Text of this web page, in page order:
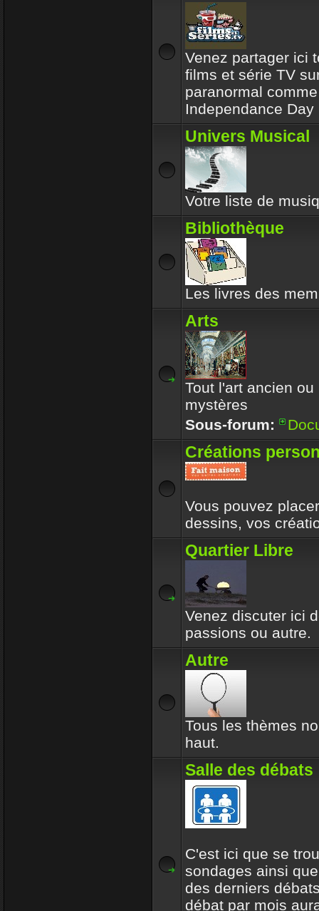
Venez partager ici
films et série TV
paranormal
Independance
Univers Musical
Votre liste de
Bibliothèque
Les livres des
Arts
Tout l'art ancien
mystères
Sous-forum:
Créations
Vous pouvez
dessins, vos
Quartier Libre
Venez discuter ici
passions ou autre.
Autre
Tous les thèmes
haut.
Salle des débats
C'est ici que se
sondages ainsi
des derniers
débat par mois